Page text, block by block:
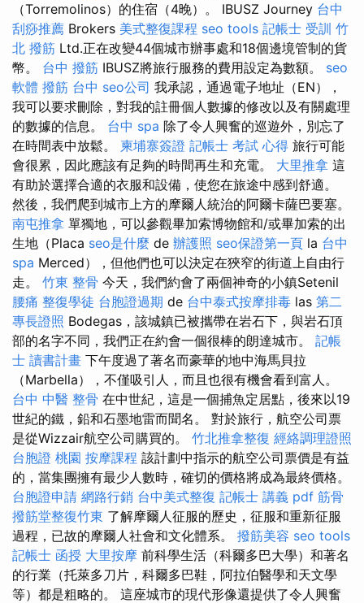
（Torremolinos）的住宿（4晚）。 IBUSZ Journey 台中
刮痧推薦 Brokers 美式整復課程 seo tools 記帳士 受訓 竹
北 撥筋 Ltd.正在改變44個城市辦事處和18個邊境管制的貨
幣。 台中 撥筋 IBUSZ將旅行服務的費用設定為數額。 seo
軟體 撥筋 台中 seo公司 我承認，通過電子地址（EN），
我可以要求刪除，對我的註冊個人數據的修改以及有關處理
的數據的信息。 台中 spa 除了令人興奮的巡遊外，別忘了
在時間表中放鬆。 柬埔寨簽證 記帳士 考試 心得 旅行可能
會很累，因此應該有足夠的時間再生和充電。 大里推拿 這
有助於選擇合適的衣服和設備，使您在旅途中感到舒適。
然後，我們爬到城市上方的摩爾人統治的阿爾卡薩巴要塞。
南屯推拿 單獨地，可以參觀畢加索博物館和/或畢加索的出
生地（Placa seo是什麼 de 辦護照 seo保證第一頁 la 台中
spa Merced），但他們也可以決定在狹窄的街道上自由行
走。 竹東 整骨 今天，我們約會了兩個神奇的小鎮Setenil
腰痛 整復學徒 台胞證過期 de 台中泰式按摩排毒 las 第二
專長證照 Bodegas，該城鎮已被攜帶在岩石下，與岩石頂
部的名字不同，我們正在約會一個很棒的朗達城市。 記帳
士 讀書計畫 下午度過了著名而豪華的地中海馬貝拉
（Marbella），不僅吸引人，而且也很有機會看到富人。
台中 中醫 整骨 在中世紀，這是一個捕魚定居點，後來以19
世紀的鐵，鉛和石墨地雷而聞名。 對於旅行，航空公司票
是從Wizzair航空公司購買的。 竹北推拿整復 經絡調理證照
台胞證 桃園 按摩課程 該計劃中指示的航空公司票價是有益
的，當集團擁有最少人數時，確切的價格將成為最終價格。
台胞證申請 網路行銷 台中美式整復 記帳士 講義 pdf 筋骨
撥筋堂整復竹東 了解摩爾人征服的歷史，征服和重新征服
過程，已故的摩爾人社會和文化體系。 撥筋美容 seo tools
記帳士 函授 大里按摩 前科學生活（科爾多巴大學）和著名
的行業（托萊多刀片，科爾多巴鞋，阿拉伯醫學和天文學
等）都是粗略的。 這座城市的現代形像還提供了令人興奮